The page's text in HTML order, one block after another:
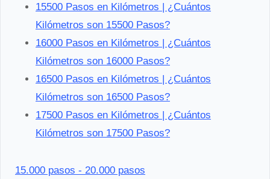
15500 Pasos en Kilómetros | ¿Cuántos
Kilómetros son 15500 Pasos?
16000 Pasos en Kilómetros | ¿Cuántos
Kilómetros son 16000 Pasos?
16500 Pasos en Kilómetros | ¿Cuántos
Kilómetros son 16500 Pasos?
17500 Pasos en Kilómetros | ¿Cuántos
Kilómetros son 17500 Pasos?
15.000 pasos - 20.000 pasos